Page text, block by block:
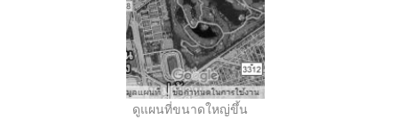
ดูแผนที่ขนาดใหญ่ขึ้น